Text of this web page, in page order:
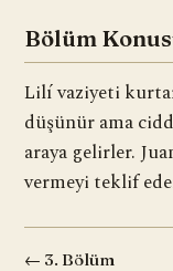
Bölüm
Lilí vaziyeti
düşünür ama
araya gelirler.
vermeyi teklif
← 3. Bölüm